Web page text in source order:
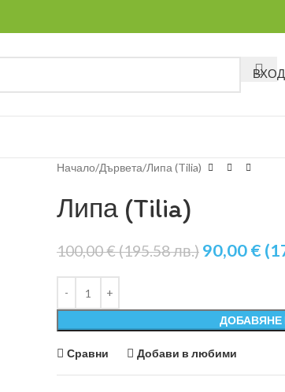
Начало Дървета Липа (Tilia)
Липа (Tilia)
100,00€(195.58 лв.) 90,00€
ДОБАВЯНЕ
Сравни Добави в любими